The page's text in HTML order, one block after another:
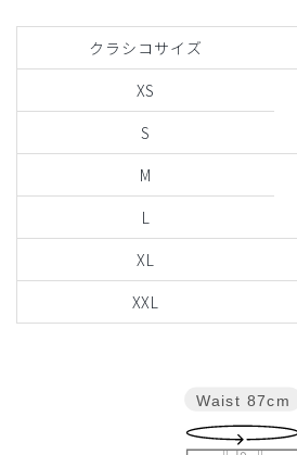
クラシコサイズ
XS
S
M
L
XL
XXL
Waist 87cm